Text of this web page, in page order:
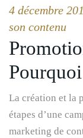
4 décembre
son contenu
La création et la
étapes d’une
marketing de